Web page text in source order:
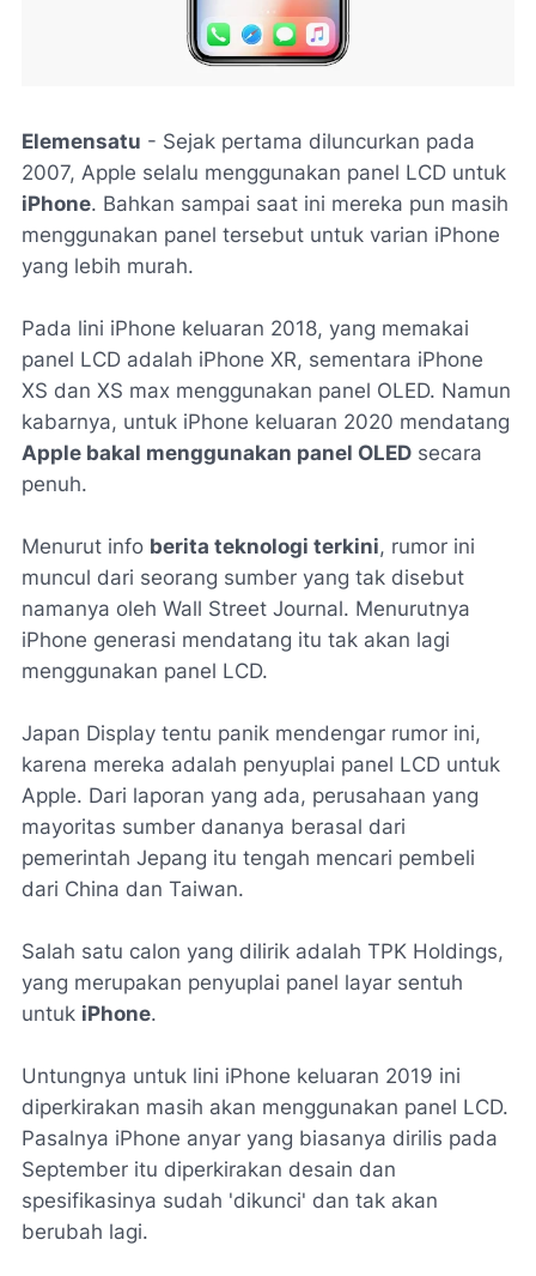
Elemensatu - Sejak pertama diluncurkan pada
2007, Apple selalu menggunakan panel LCD untuk
iPhone. Bahkan sampai saat ini mereka pun masih
menggunakan panel tersebut untuk varian iPhone
yang lebih murah.
Pada lini iPhone keluaran 2018, yang memakai
panel LCD adalah iPhone XR, sementara iPhone
XS dan XS max menggunakan panel OLED. Namun
kabarnya, untuk iPhone keluaran 2020 mendatang
Apple bakal menggunakan panel OLED secara
penuh.
Menurut info berita teknologi terkini, rumor ini
muncul dari seorang sumber yang tak disebut
namanya oleh Wall Street Journal. Menurutnya
iPhone generasi mendatang itu tak akan lagi
menggunakan panel LCD.
Japan Display tentu panik mendengar rumor ini,
karena mereka adalah penyuplai panel LCD untuk
Apple. Dari laporan yang ada, perusahaan yang
mayoritas sumber dananya berasal dari
pemerintah Jepang itu tengah mencari pembeli
dari China dan Taiwan.
Salah satu calon yang dilirik adalah TPK Holdings,
yang merupakan penyuplai panel layar sentuh
untuk iPhone.
Untungnya untuk lini iPhone keluaran 2019 ini
diperkirakan masih akan menggunakan panel LCD.
Pasalnya iPhone anyar yang biasanya dirilis pada
September itu diperkirakan desain dan
spesifikasinya sudah 'dikunci' dan tak akan
berubah lagi.